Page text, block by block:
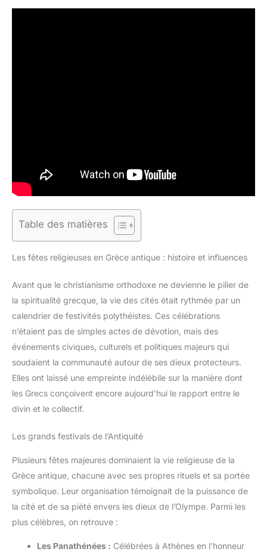
Table des matières
Les fêtes religieuses en Grèce antique : histoire et influences
Avant que le christianisme orthodoxe ne devienne le pilier de
la spiritualité grecque, la vie des cités était rythmée par un
calendrier de festivités polythéistes. Ces célébrations
n’étaient pas de simples actes de dévotion, mais des
événements civiques, culturels et politiques majeurs qui
soudaient la communauté autour de ses dieux protecteurs.
Elles ont laissé une empreinte indélébile sur la manière dont
les Grecs conçoivent encore aujourd’hui le rapport entre le
divin et le collectif.
Les grands festivals de l’Antiquité
Plusieurs fêtes majeures dominaient la vie religieuse de la
Grèce antique, chacune avec ses propres rituels et sa portée
symbolique. Leur organisation témoignait de la puissance de
la cité et de sa piété envers les dieux de l’Olympe. Parmi les
plus célèbres, on retrouve :
Les Panathénées : Célébrées à Athènes en l’honneur